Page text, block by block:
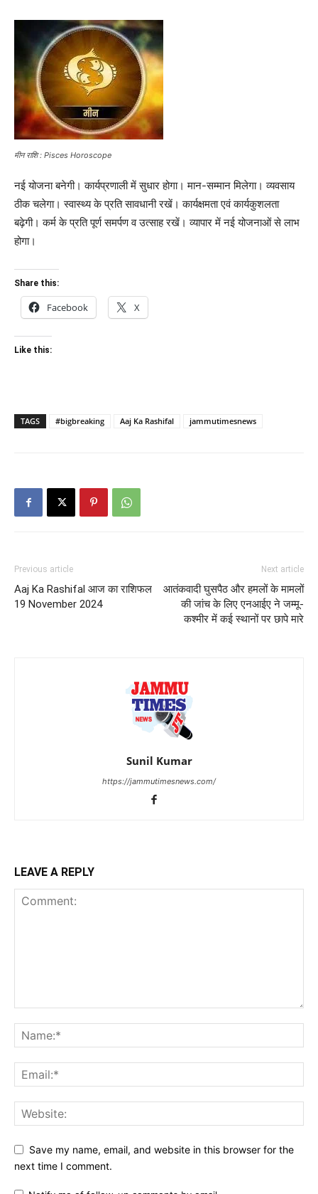
मीन राशि : Pisces Horoscope
नई योजना बनेगी। कार्यप्रणाली में सुधार होगा। मान-सम्मान मिलेगा। व्यवसाय
ठीक चलेगा। स्वास्थ्य के प्रति सावधानी रखें। कार्यक्षमता एवं कार्यकुशलता
बढ़ेगी। कर्म के प्रति पूर्ण समर्पण व उत्साह रखें। व्यापार में नई योजनाओं से लाभ
होगा।
Share this:
Facebook X
Like this:
TAGS #bigbreaking Aaj Ka Rashifal jammutimesnews
Previous article
Aaj Ka Rashifal आज का राशिफल
19 November 2024
Next article
आतंकवादी घुसपैठ और हमलों के मामलों
की जांच के लिए एनआईए ने जम्मू-
कश्मीर में कई स्थानों पर छापे मारे
Sunil Kumar
https://jammutimesnews.com/
LEAVE A REPLY
Save my name, email, and website in this browser for the
next time I comment.